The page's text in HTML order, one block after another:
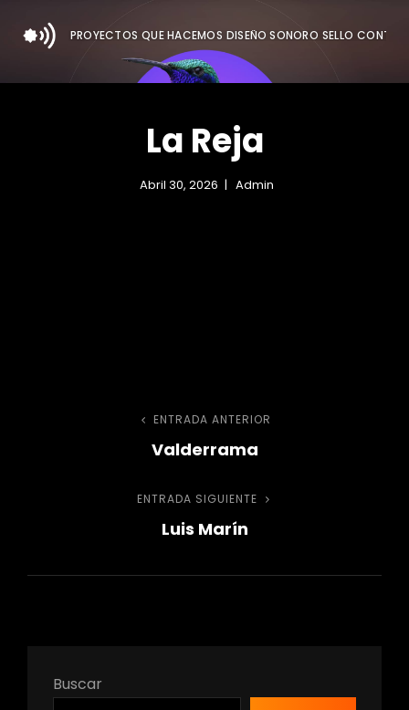
PROYECTOS QUÉ HACEMOS DISEÑO SONORO SELLO
La Reja
Abril 30, 2026 Admin
Navegación
entradas
Entrada
anterior
ENTRADA ANTERIOR
Valderrama
Entrada
siguiente
ENTRADA SIGUIENTE
Luis Marín
Buscar